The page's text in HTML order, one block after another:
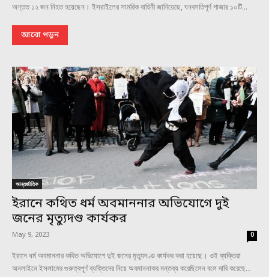
অন্তত ১২ জন নিহত হয়েছেন। ইসরাইলের সামরিক বাহিনী জানিয়েছে, ঘনবসতিপূর্ণ গাজার ১০টি...
আরো পড়ুন
আন্তর্জাতিক
ইরানে কথিত ধর্ম অবমাননার অভিযোগে দুই
জনের মৃত্যুদণ্ড কার্যকর
May 9, 2023 0
ইরানে ধর্ম অবমাননার কথিত অভিযোগে দুই জনের মৃত্যুদণ্ড কার্যকর করা হয়েছে। ওই ব্যক্তিরা
অনলাইনে ইসলামের গুরুত্বপূর্ণ ব্যক্তিদের নিয়ে অবমাননাকর মন্তব্য করেছিলেন বলে দাবি করেছে...